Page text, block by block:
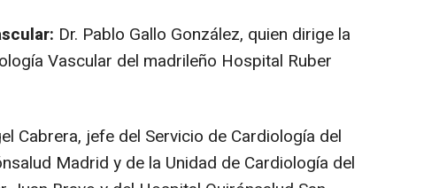
Dr. Pablo Gallo González, quien dirige la
Vascular del madrileño Hospital Ruber
Cabrera, jefe del Servicio de Cardiología del
Madrid y de la Unidad de Cardiología del